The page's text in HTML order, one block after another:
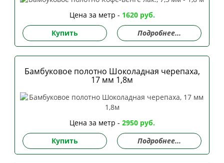
Цена за метр - 1620 руб.
Купить
Подробнее...
Бамбуковое полотно Шоколадная черепаха,
17 мм 1,8м
Цена за метр - 2950 руб.
Купить
Подробнее...